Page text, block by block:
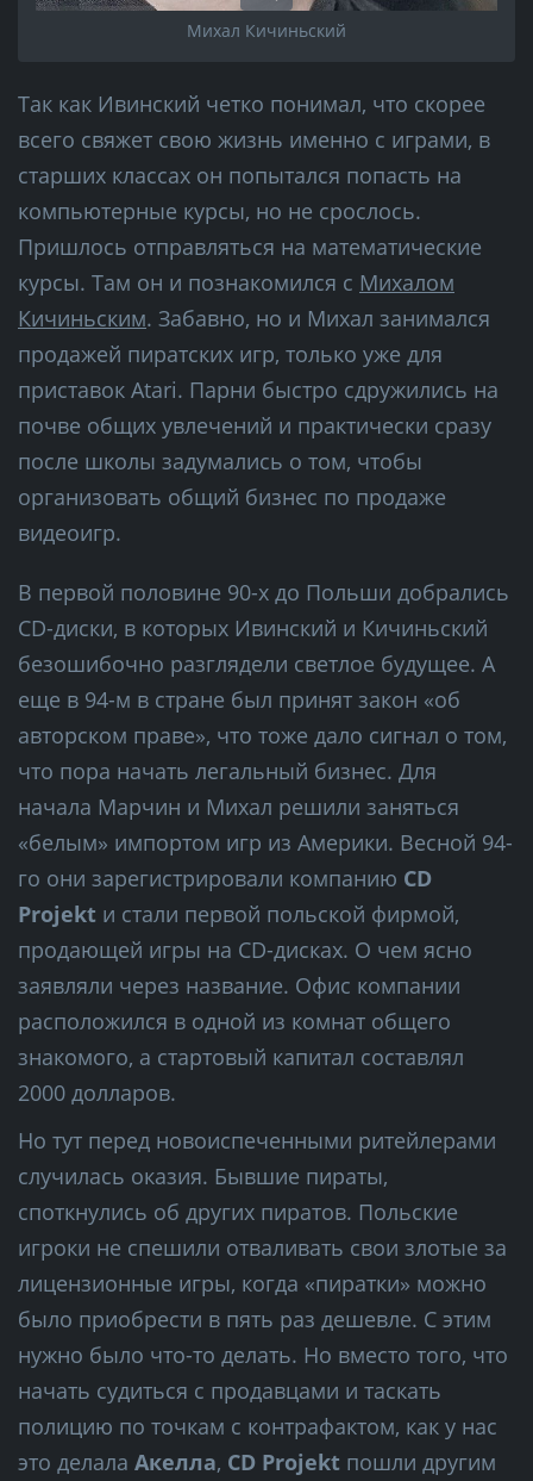
Михал Кичиньский
Так как Ивинский четко понимал, что скорее
всего свяжет свою жизнь именно с играми, в
старших классах он попытался попасть на
компьютерные курсы, но не срослось.
Пришлось отправляться на математические
курсы. Там он и познакомился с Михалом
Кичиньским. Забавно, но и Михал занимался
продажей пиратских игр, только уже для
приставок Atari. Парни быстро сдружились на
почве общих увлечений и практически сразу
после школы задумались о том, чтобы
организовать общий бизнес по продаже
видеоигр.
В первой половине 90-х до Польши добрались
CD-диски, в которых Ивинский и Кичиньский
безошибочно разглядели светлое будущее. А
еще в 94-м в стране был принят закон «об
авторском праве», что тоже дало сигнал о том,
что пора начать легальный бизнес. Для
начала Марчин и Михал решили заняться
«белым» импортом игр из Америки. Весной 94-
го они зарегистрировали компанию CD
Projekt и стали первой польской фирмой,
продающей игры на CD-дисках. О чем ясно
заявляли через название. Офис компании
расположился в одной из комнат общего
знакомого, а стартовый капитал составлял
2000 долларов.
Но тут перед новоиспеченными ритейлерами
случилась оказия. Бывшие пираты,
споткнулись об других пиратов. Польские
игроки не спешили отваливать свои злотые за
лицензионные игры, когда «пиратки» можно
было приобрести в пять раз дешевле. С этим
нужно было что-то делать. Но вместо того, что
начать судиться с продавцами и таскать
полицию по точкам с контрафактом, как у нас
это делала Акелла, CD Projekt пошли другим